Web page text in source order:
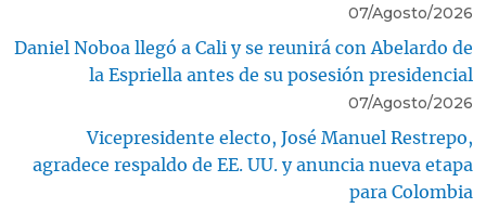
07/Agosto/2026
Daniel Noboa llegó a Cali y se reunirá con Abelardo de
la Espriella antes de su posesión presidencial
07/Agosto/2026
Vicepresidente electo, José Manuel Restrepo,
agradece respaldo de EE. UU. y anuncia nueva etapa
para Colombia